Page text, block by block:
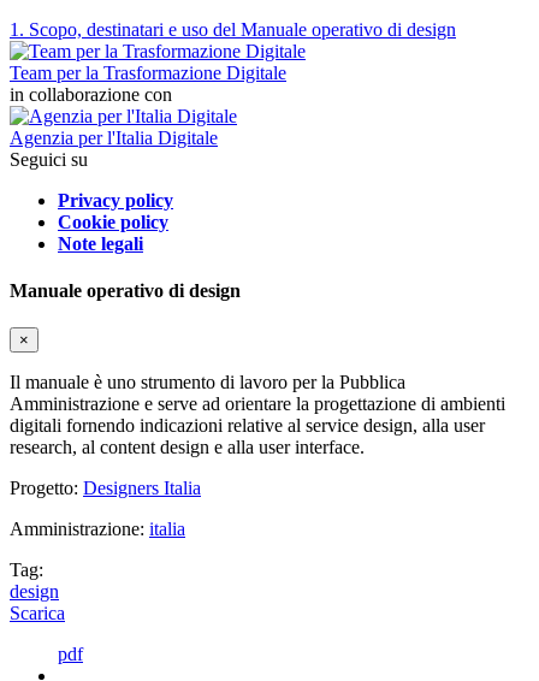
1. Scopo, destinatari e uso del Manuale operativo di design
Team per la Trasformazione Digitale
in collaborazione con
Agenzia per l'Italia Digitale
Seguici su
Privacy policy
Cookie policy
Note legali
Manuale operativo di design
×
Il manuale è uno strumento di lavoro per la Pubblica
Amministrazione e serve ad orientare la progettazione di ambienti
digitali fornendo indicazioni relative al service design, alla user
research, al content design e alla user interface.
Progetto: Designers Italia
Amministrazione: italia
Tag:
design
Scarica
pdf